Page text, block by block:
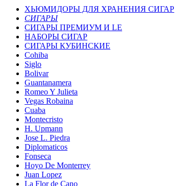
ХЬЮМИДОРЫ ДЛЯ ХРАНЕНИЯ СИГАР
СИГАРЫ
СИГАРЫ ПРЕМИУМ И LE
НАБОРЫ СИГАР
СИГАРЫ КУБИНСКИЕ
Cohiba
Siglo
Bolivar
Guantanamera
Romeo Y Julieta
Vegas Robaina
Cuaba
Montecristo
H. Upmann
Jose L. Piedra
Diplomaticos
Fonseca
Hoyo De Monterrey
Juan Lopez
La Flor de Cano